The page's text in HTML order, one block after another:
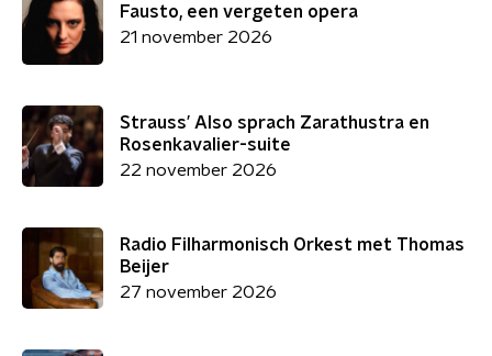
Fausto, een vergeten opera
21 november 2026
Strauss’ Also sprach Zarathustra en
Rosenkavalier-suite
22 november 2026
Radio Filharmonisch Orkest met Thomas
Beijer
27 november 2026